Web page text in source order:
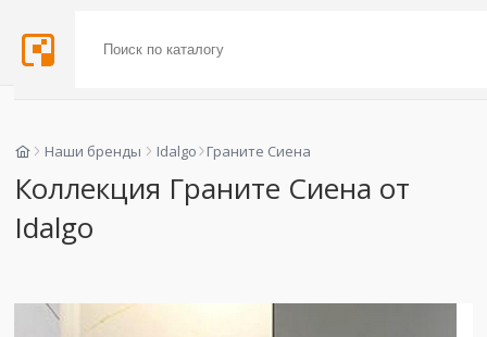
Наши бренды Idalgo Граните Сиена
Коллекция Граните Сиена от
Idalgo